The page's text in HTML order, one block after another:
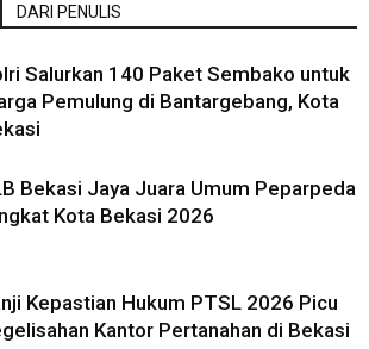
DARI PENULIS
Salurkan 140 Paket Sembako untuk
Pemulung di Bantargebang, Kota
Bekasi Jaya Juara Umum Peparpeda
Kota Bekasi 2026
Kepastian Hukum PTSL 2026 Picu
Kantor Pertanahan di Bekasi